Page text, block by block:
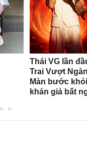
Thái VG lần
Trai Vượt
Màn bước
khán giả bất